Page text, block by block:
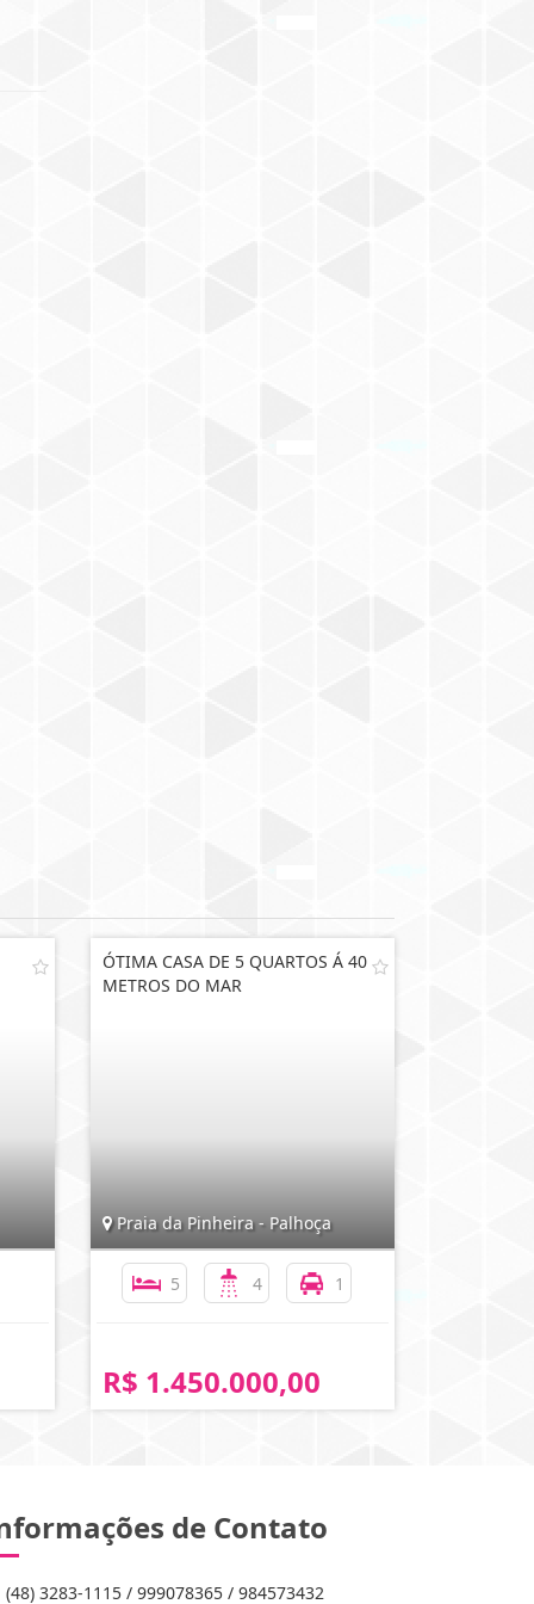
ÓTIMA CASA DE 5 QUARTOS Á 40
METROS DO MAR
Praia da Pinheira - Palhoça
5 4 1
R$ 1.450.000,00
de Contato
(48) 3283-1115 / 999078365 / 984573432